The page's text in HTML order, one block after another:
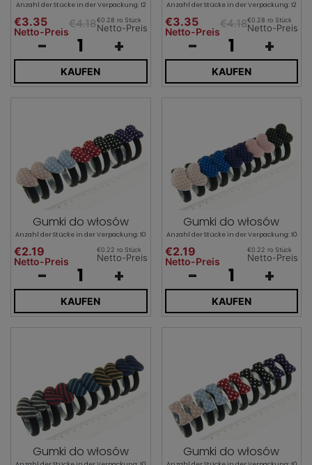
Anzahl der Stücke in der Verpackung: 12
€3.35
Netto-Preis
€4.18€0.28 ro Stück
Netto-Preis
- +
KAUFEN
Anzahl der Stücke in der Verpackung: 12
€3.35
Netto-Preis
€4.18€0.28 ro Stück
Netto-Preis
- +
KAUFEN
Gumki do włosów
Anzahl der Stücke in der Verpackung: 10
€2.19
Netto-Preis
€0.22 ro Stück
Netto-Preis
- +
KAUFEN
Gumki do włosów
Anzahl der Stücke in der Verpackung: 10
€2.19
Netto-Preis
€0.22 ro Stück
Netto-Preis
- +
KAUFEN
Gumki do włosów Gumki do włosów